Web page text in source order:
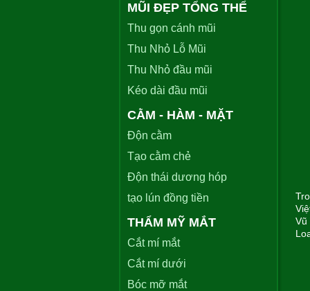
MŨI ĐẸP TỔNG THỂ
Thu gọn cánh mũi
Thu Nhỏ Lỗ Mũi
Thu Nhỏ đầu mũi
Kéo dài đầu mũi
CẰM - HÀM - MẶT
Độn cằm
Tạo cằm chẻ
Độn thái dương hóp
tạo lún đồng tiền
THẨM MỸ MẮT
Cắt mí mắt
Cắt mí dưới
Bóc mỡ mắt
Vũ